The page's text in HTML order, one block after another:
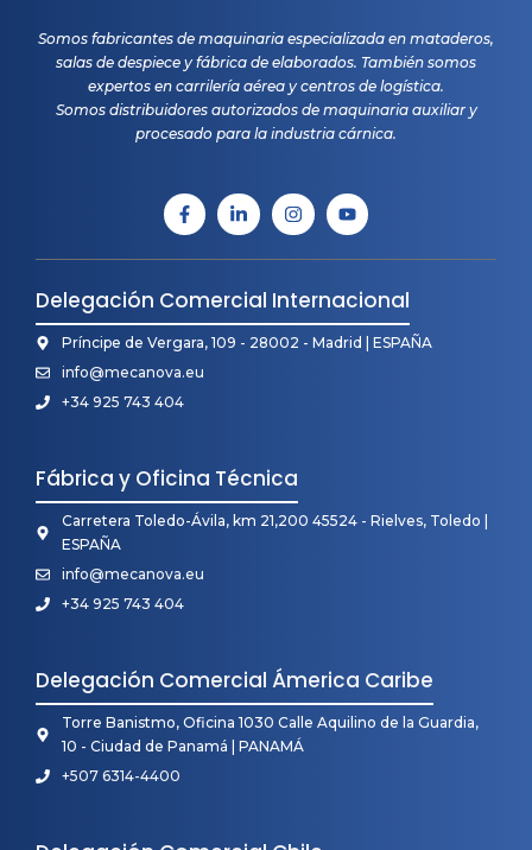
Somos fabricantes de maquinaria especializada en mataderos,
salas de despiece y fábrica de elaborados. También somos
expertos en carrilería aérea y centros de logística.
Somos distribuidores autorizados de maquinaria auxiliar y
procesado para la industria cárnica.
Delegación Comercial Internacional
Príncipe de Vergara, 109 - 28002 - Madrid | ESPAÑA
info@mecanova.eu
+34 925 743 404
Fábrica y Oficina Técnica
Carretera Toledo-Ávila, km 21,200 45524 - Rielves, Toledo |
ESPAÑA
info@mecanova.eu
+34 925 743 404
Delegación Comercial Ámerica Caribe
Torre Banistmo, Oficina 1030 Calle Aquilino de la Guardia,
10 - Ciudad de Panamá | PANAMÁ
+507 6314-4400